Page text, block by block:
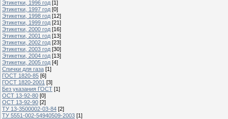
Этикетки, 1996 год [1]
Этикетки, 1997 год [0]
Этикетки, 1998 год [12]
Этикетки, 1999 год [21]
Этикетки, 2000 год [16]
Этикетки, 2001 год [13]
Этикетки, 2002 год [23]
Этикетки, 2003 год [30]
Этикетки, 2004 год [13]
Этикетки, 2005 год [4]
Спички для газа [1]
ГОСТ 1820-85 [6]
ГОСТ 1820-2001 [3]
Без указания ГОСТ [1]
ОСТ 13-92-80 [0]
ОСТ 13-92-90 [2]
ТУ 13-3500002-03-84 [2]
ТУ 5551-002-54940509-2003 [1]